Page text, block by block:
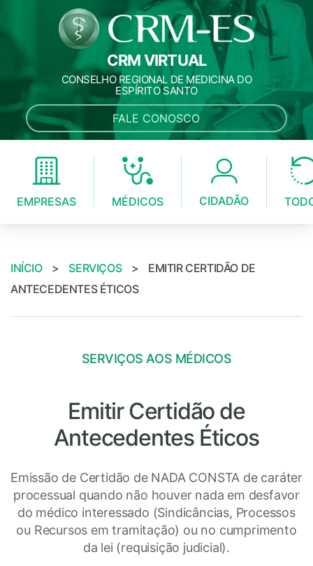
CRM VIRTUAL
CONSELHO REGIONAL DE MEDICINA DO
ESPÍRITO SANTO
FALE CONOSCO
EMPRESAS MÉDICOS CIDADÃO
INÍCIO > SERVIÇOS >
EMITIR CERTIDÃO DE
ANTECEDENTES ÉTICOS
SERVIÇOS AOS MÉDICOS
Emitir Certidão de
Antecedentes Éticos
Emissão de Certidão de NADA CONSTA de caráter
processual quando não houver nada em desfavor
do médico interessado (Sindicâncias, Processos
ou Recursos em tramitação) ou no cumprimento
da lei (requisição judicial).